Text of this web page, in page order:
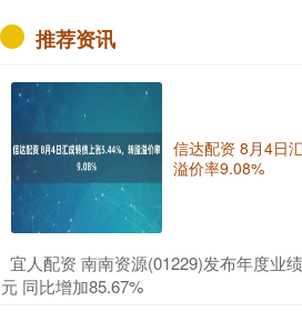
推荐资讯
信达配资 8月4日
溢价率9.08%
宜人配资 南南资源(01229)发布年度业
元 同比增加85.67%